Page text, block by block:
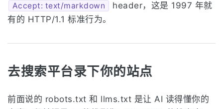
Accept: text/markdown
header，这是 1997 年就
有的 HTTP/1.1 标准行为。
去搜索平台录下你的站点
前面说的 robots.txt 和 llms.txt 是让 AI 读得懂你的